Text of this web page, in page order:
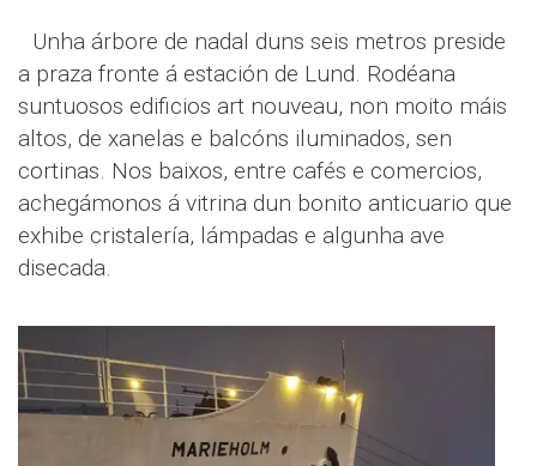
Unha árbore de nadal duns seis metros preside
a praza fronte á estación de Lund. Rodéana
suntuosos edificios art nouveau, non moito máis
altos, de xanelas e balcóns iluminados, sen
cortinas. Nos baixos, entre cafés e comercios,
achegámonos á vitrina dun bonito anticuario que
exhibe cristalería, lámpadas e algunha ave
disecada.